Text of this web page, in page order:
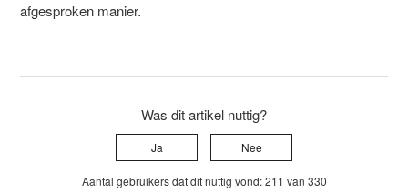
afgesproken manier.
Was dit artikel nuttig?
Ja Nee
Aantal gebruikers dat dit nuttig vond: 211 van 330